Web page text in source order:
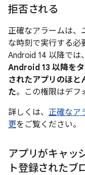
拒否される
正確なアラームは、
な時刻で実行する必
Android 14 以降では、
Android 13 以降を
されたアプリのほと
た。この権限はデフ
詳しくは、 正確なア
更をご覧ください。
アプリがキャッ
ト登録されたブ